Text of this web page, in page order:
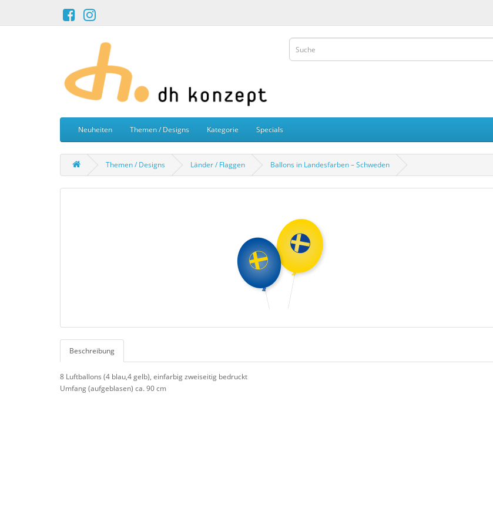
Neuheiten Themen / Designs Kategorie Specials
Themen / Designs Länder / Flaggen Ballons in Landesfarben – Schweden
Beschreibung
8 Luftballons (4 blau,4 gelb), einfarbig zweiseitig bedruckt
Umfang (aufgeblasen) ca. 90 cm